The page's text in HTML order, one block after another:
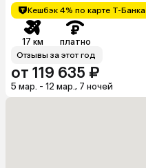
Кешбэк 4% по карте Т-Банка
17 км платно
Отзывы за этот год
от 119 635 ₽
5 мар. - 12 мар., 7 ночей